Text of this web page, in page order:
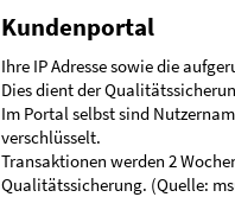
Kundenportal
Ihre IP Adresse sowie die
Dies dient der
Im Portal selbst sind
verschlüsselt.
Transaktionen werden 2
Qualitätssicherung. (Quelle: